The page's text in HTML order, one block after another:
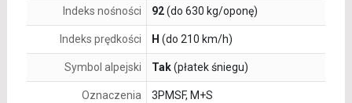
Indeks nośności 92(do 630 kg/oponę)
Indeks prędkości H (do 210 km/h)
Symbol alpejski Tak(płatek śniegu)
Oznaczenia 3PMSF, M+S